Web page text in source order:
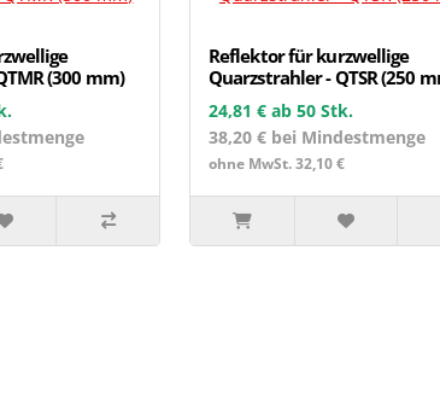
(300 mm)
Reflektor für kurzwellige
Quarzstrahler - QTSR (250
24,81 € ab 50 Stk.
38,20 € bei Mindestmenge
ohne MwSt. 32,10 €